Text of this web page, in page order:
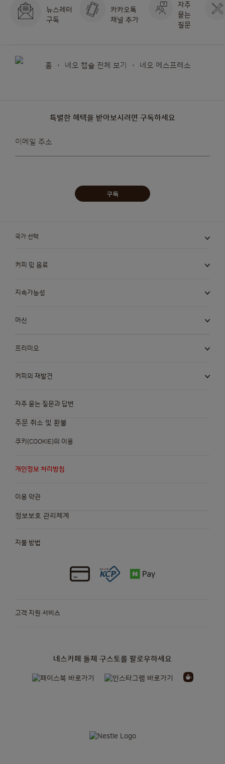
뉴스레터
구독
카카오톡
채널 추가
자주
묻는
질문
홈 네오 캡슐 전체 보기 네오 에스프레소
특별한 혜택을 받아보시려면 구독하세요
뉴스레터를
받아보겠습니다:
이메일 주소
구독
국가 선택
커피 및 음료
지속가능성
머신
프리미오
커피의 재발견
네스카페 돌체 구스토를 팔로우하세요
지불 방법
고객 지원 서비스
자주 묻는 질문과 답변
주문 취소 및 환불
쿠키(COOKIE)의 이용
개인정보 처리방침
이용 약관
정보보호 관리체계